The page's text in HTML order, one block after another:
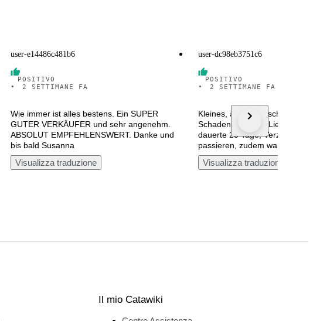
user-e14486c481b6
POSITIVO
•
2 SETTIMANE FA
Wie immer ist alles bestens. Ein SUPER
GUTER VERKÄUFER und sehr angenehm.
ABSOLUT EMPFEHLENSWERT. Danke und
bis bald Susanna
Visualizza traduzione
user-dc98eb3751c6
POSITIVO
•
2 SETTIMANE FA
Kleines, aber sehr schönes
Schaden erhalten! Lieferung
dauerte 25 Tage,
passieren, zudem war die
Visualizza traduzione
Il mio Catawiki